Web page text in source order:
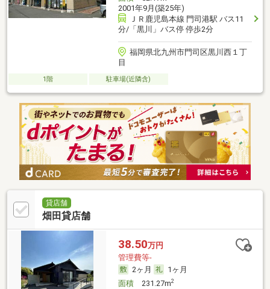
2001年9月(築25年)
ＪＲ鹿児島本線 門司港駅 バス11
分/「黒川」バス停 停歩2分
福岡県北九州市門司区黒川西１丁
目
1階 駐車場(近隣含)
貸店舗
畑田貸店舗
38.50万円
管理費等-
2ヶ月
1ヶ月
面積231.27m2